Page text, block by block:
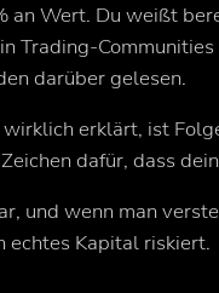
an Wert. Du weißt
Trading-
darüber gelesen.
erklärt, ist
dafür, dass
und wenn man
echtes Kapital riskiert.